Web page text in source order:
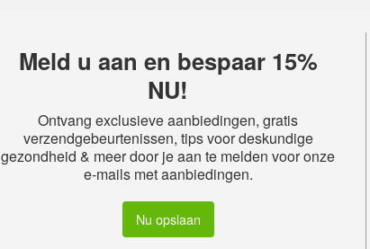
Meld u aan en bespaar 15%
NU!
Ontvang exclusieve aanbiedingen, gratis
verzendgebeurtenissen, tips voor deskundige
gezondheid & meer door je aan te melden voor onze
e-mails met aanbiedingen.
Nu opslaan